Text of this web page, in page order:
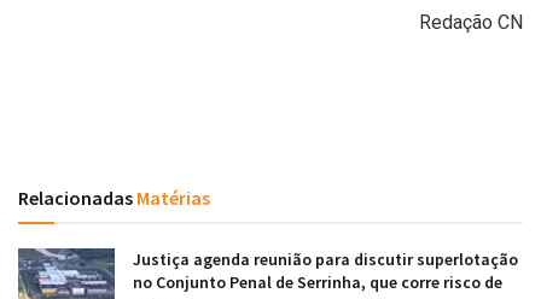
Redação CN
Relacionadas Matérias
Justiça agenda reunião para discutir superlotação
no Conjunto Penal de Serrinha, que corre risco de